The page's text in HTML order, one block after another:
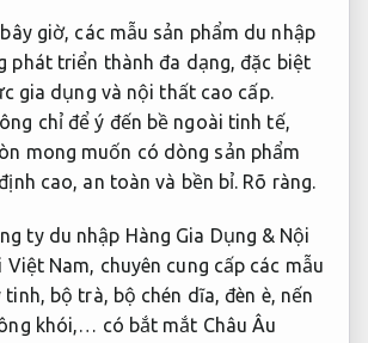
giờ, các mẫu sản phẩm du nhập
phát triển thành đa dạng, đặc biệt
gia dụng và nội thất cao cấp.
chỉ để ý đến bề ngoài tinh tế,
mong muốn có dòng sản phẩm
cao, an toàn và bền bỉ. Rõ ràng.
ty du nhập Hàng Gia Dụng & Nội
Nam, chuyên cung cấp các mẫu
bộ trà, bộ chén dĩa, đèn è, nến
khói,… có bắt mắt Châu Âu